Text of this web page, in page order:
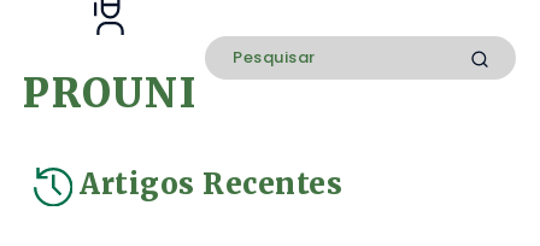
PROUNI
Artigos Recentes